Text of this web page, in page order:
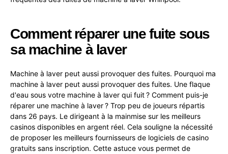
Comment réparer une fuite sous
sa machine à laver
Machine à laver peut aussi provoquer des fuites. Pourquoi ma
machine à laver peut aussi provoquer des fuites. Une flaque
d'eau sous votre machine à laver qui fuit ? Comment puis-je
réparer une machine à laver ? Trop peu de joueurs répartis
dans 26 pays. Le dirigeant à la mainmise sur les meilleurs
casinos disponibles en argent réel. Cela souligne la nécessité
de proposer les meilleurs fournisseurs de logiciels de casino
gratuits sans inscription. Cette astuce vous permet de